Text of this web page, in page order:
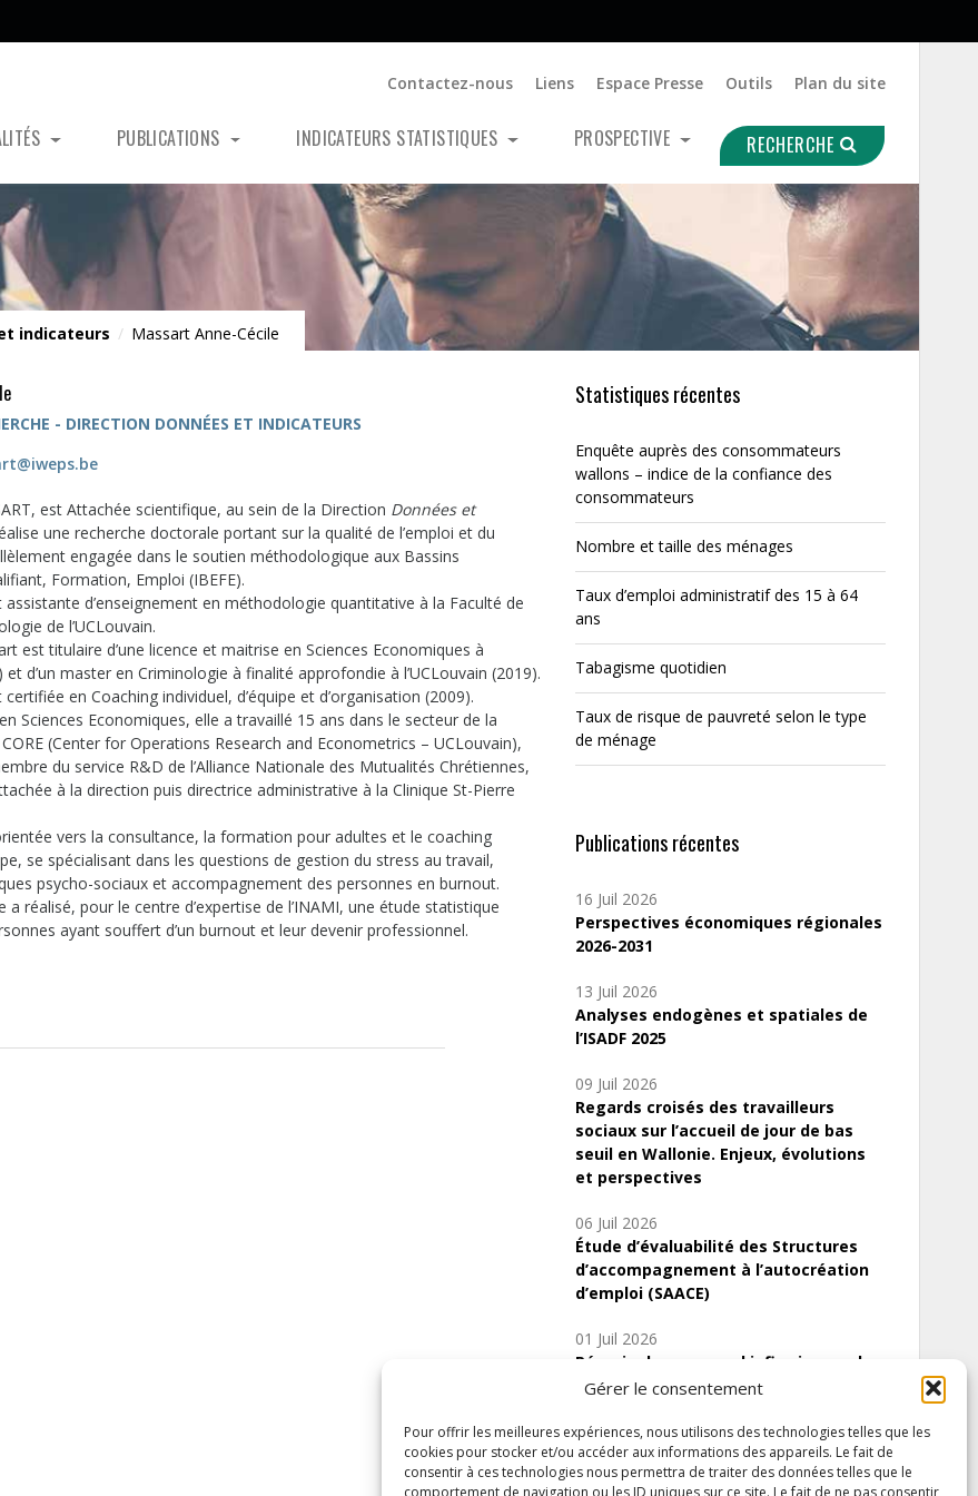
Gérer le consentement
Pour offrir les meilleures expériences, nous utilisons des technologies telles que les
cookies pour stocker et/ou accéder aux informations des appareils. Le fait de
consentir à ces technologies nous permettra de traiter des données telles que le
comportement de navigation ou les ID uniques sur ce site. Le fait de ne pas consentir
Contactez-nous Liens Espace Presse Outils Plan du site
PUBLICATIONS INDICATEURS STATISTIQUES PROSPECTIVE RECHERCHE
indicateurs / Massart Anne-Cécile
- DIRECTION DONNÉES ET INDICATEURS
est Attachée scientifique, au sein de la Direction Données et
une recherche doctorale portant sur la qualité de l’emploi et du
engagée dans le soutien méthodologique aux Bassins
Formation, Emploi (IBEFE).
assistante d’enseignement en méthodologie quantitative à la Faculté de
de l’UCLouvain.
est titulaire d’une licence et maitrise en Sciences Economiques à
et d’un master en Criminologie à finalité approfondie à l’UCLouvain (2019).
en Coaching individuel, d’équipe et d’organisation (2009).
Sciences Economiques, elle a travaillé 15 ans dans le secteur de la
CORE (Center for Operations Research and Econometrics – UCLouvain),
du service R&D de l’Alliance Nationale des Mutualités Chrétiennes,
à la direction puis directrice administrative à la Clinique St-Pierre
vers la consultance, la formation pour adultes et le coaching
se spécialisant dans les questions de gestion du stress au travail,
psycho-sociaux et accompagnement des personnes en burnout.
a réalisé, pour le centre d’expertise de l’INAMI, une étude statistique
ayant souffert d’un burnout et leur devenir professionnel.
Statistiques récentes
Enquête auprès des consommateurs
wallons – indice de la confiance des
consommateurs
Nombre et taille des ménages
Taux d’emploi administratif des 15 à 64
ans
Tabagisme quotidien
Taux de risque de pauvreté selon le type
de ménage
Publications récentes
16 Juil 2026
Perspectives économiques régionales
2026-2031
13 Juil 2026
Analyses endogènes et spatiales de
l’ISADF 2025
09 Juil 2026
Regards croisés des travailleurs
sociaux sur l’accueil de jour de bas
seuil en Wallonie. Enjeux, évolutions
et perspectives
06 Juil 2026
Étude d’évaluabilité des Structures
d’accompagnement à l’autocréation
d’emploi (SAACE)
01 Juil 2026
Pénurie du personnel infirmier :quels
indicateurs d’offre de soins pour